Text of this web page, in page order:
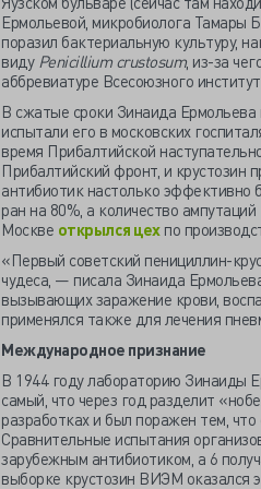
Ермольевой, микробиолога Тамары
поразил бактериальную культуру,
виду Penicillium crustosum, из-за
аббревиатуре Всесоюзного
В сжатые сроки Зинаида Ермольева
испытали его в московских
время Прибалтийской
Прибалтийский фронт, и крустозин
антибиотик настолько эффективно
ран на 80%, а количество
Москве открылся цех по
«Первый советский пенициллин-
чудеса, — писала Зинаида
вызывающих заражение крови,
применялся также для лечения
Международное признание
В 1944 году лабораторию Зинаиды
самый, что через год разделит
разработках и был поражен тем,
Сравнительные испытания
зарубежным антибиотиком, а 6
выборке крустозин ВИЭМ оказался